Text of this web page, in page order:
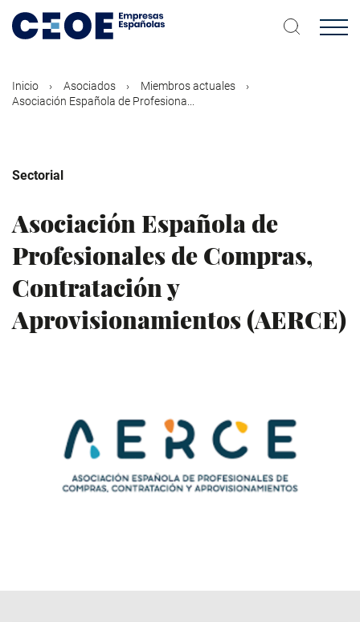
contenido
Inicio Asociados
Miembros actuales
Asociación Española de Profesiona...
Sectorial
Asociación Española de
Profesionales de Compras,
Contratación y
Aprovisionamientos (AERCE)